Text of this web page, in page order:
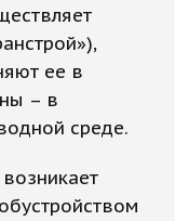
ее в
– в
среде.